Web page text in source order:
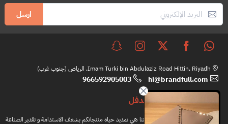
ارسل
Imam Turki bin Abdulaziz Road Hittin, Riyadh, الرياض (جنوب غرب)
hi@brandfull.com
966592905003
براندفل
مهمتنا هي تمديد حياة منتجاتكم بشغف الاستدامة و تقدير الصناعة